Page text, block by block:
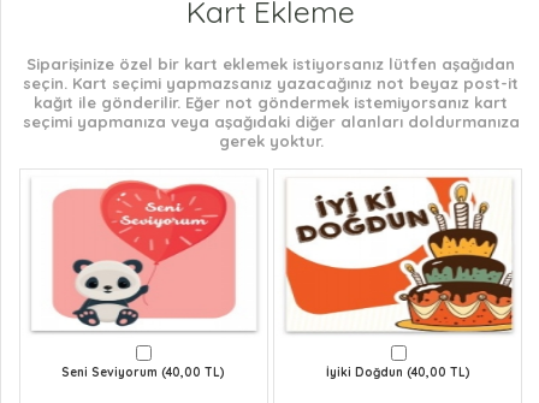
Kart Ekleme
Siparişinize özel bir kart eklemek istiyorsanız lütfen aşağıdan
seçin. Kart seçimi yapmazsanız yazacağınız not beyaz post-it
kağıt ile gönderilir. Eğer not göndermek istemiyorsanız kart
seçimi yapmanıza veya aşağıdaki diğer alanları doldurmanıza
gerek yoktur.
Seni Seviyorum (40,00 TL) İyiki Doğdun (40,00 TL)